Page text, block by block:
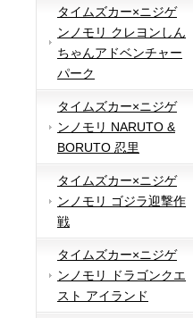
タイムズカー×ニジゲ
ンノモリ クレヨンしん
ちゃんアドベンチャー
パーク
タイムズカー×ニジゲ
ンノモリ NARUTO &
BORUTO 忍里
タイムズカー×ニジゲ
ンノモリ ゴジラ迎撃作
戦
タイムズカー×ニジゲ
ンノモリ ドラゴンクエ
スト アイランド